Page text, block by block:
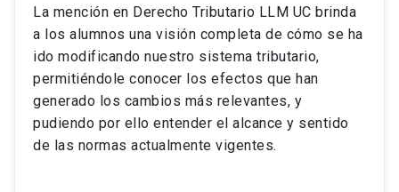
completamente a la actividad de graduación de
diciembre a marzo.
2 cursos mínimos (10 créditos) Primer
semestre
+ 5 cursos a elección (50 créditos) Primer
semestre
+ 4 cursos a elección (40 créditos)
La mención en Derecho Tributario LLM UC brinda
a los alumnos una visión completa de cómo se ha
ido modificando nuestro sistema tributario,
permitiéndole conocer los efectos que han
generado los cambios más relevantes, y
pudiendo por ello entender el alcance y sentido
de las normas actualmente vigentes.